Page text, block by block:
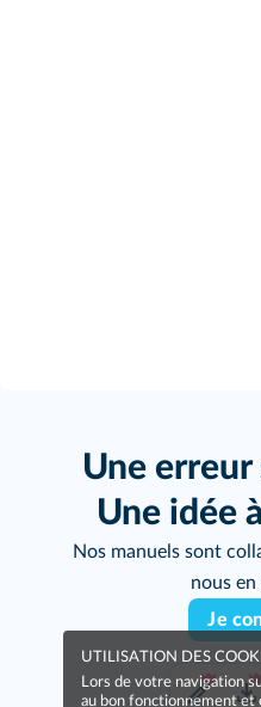
Une erreur
Une idée
Nos manuels sont
nous
Je
UTILISATION DES
Lors de votre navigation
au bon fonctionnement et